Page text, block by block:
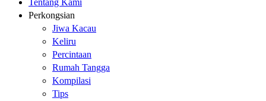
Tentang Kami
Perkongsian
Jiwa Kacau
Keliru
Percintaan
Rumah Tangga
Kompilasi
Tips